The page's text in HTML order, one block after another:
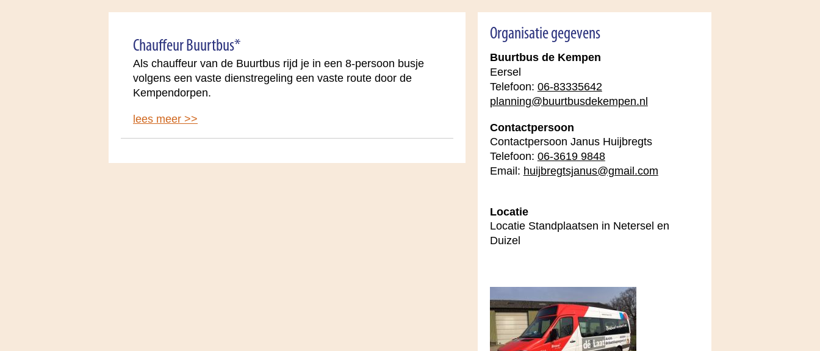
Chauffeur Buurtbus*
Als chauffeur van de Buurtbus rijd je in een 8-persoon busje
volgens een vaste dienstregeling een vaste route door de
Kempendorpen.
lees meer >>
Organisatie gegevens
Buurtbus de Kempen
Eersel
Telefoon: 06-83335642
planning@buurtbusdekempen.nl
Contactpersoon
Contactpersoon Janus Huijbregts
Telefoon: 06-3619 9848
Email: huijbregtsjanus@gmail.com
Locatie
Locatie Standplaatsen in Netersel en
Duizel